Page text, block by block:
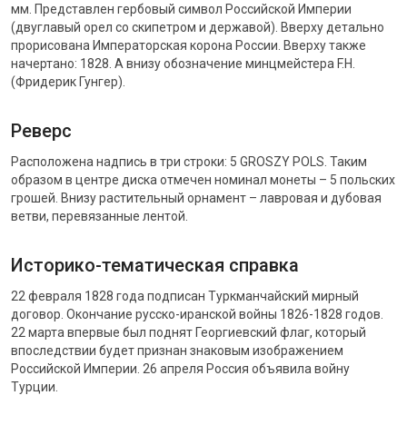
мм. Представлен гербовый символ Российской Империи
(двуглавый орел со скипетром и державой). Вверху детально
прорисована Императорская корона России. Вверху также
начертано: 1828. А внизу обозначение минцмейстера F.H.
(Фридерик Гунгер).
Реверс
Расположена надпись в три строки: 5 GROSZY POLS. Таким
образом в центре диска отмечен номинал монеты – 5 польских
грошей. Внизу растительный орнамент – лавровая и дубовая
ветви, перевязанные лентой.
Историко-тематическая справка
22 февраля 1828 года подписан Туркманчайский мирный
договор. Окончание русско-иранской войны 1826-1828 годов.
22 марта впервые был поднят Георгиевский флаг, который
впоследствии будет признан знаковым изображением
Российской Империи. 26 апреля Россия объявила войну
Турции.